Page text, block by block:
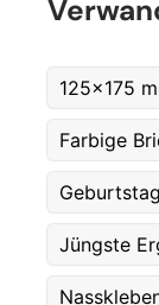
125x175
Farbige
Jüngste